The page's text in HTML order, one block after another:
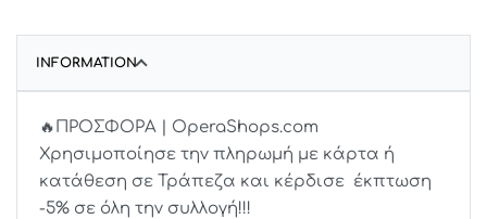
INFORMATION
🔥ΠΡΟΣΦΟΡΑ | OperaShops.com
Χρησιμοποίησε την πληρωμή με κάρτα ή
κατάθεση σε Τράπεζα και κέρδισε έκπτωση
-5% σε όλη την συλλογή!!!